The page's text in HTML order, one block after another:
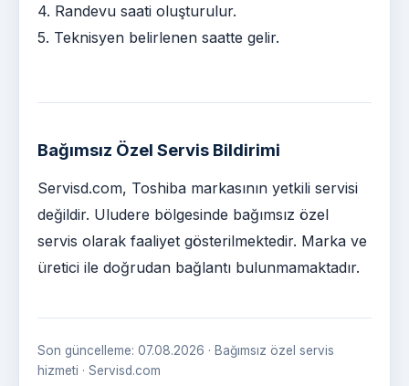
4. Randevu saati oluşturulur.
5. Teknisyen belirlenen saatte gelir.
Bağımsız Özel Servis Bildirimi
Servisd.com, Toshiba markasının yetkili servisi
değildir. Uludere bölgesinde bağımsız özel
servis olarak faaliyet gösterilmektedir. Marka ve
üretici ile doğrudan bağlantı bulunmamaktadır.
Son güncelleme: 07.08.2026 · Bağımsız özel servis
hizmeti · Servisd.com